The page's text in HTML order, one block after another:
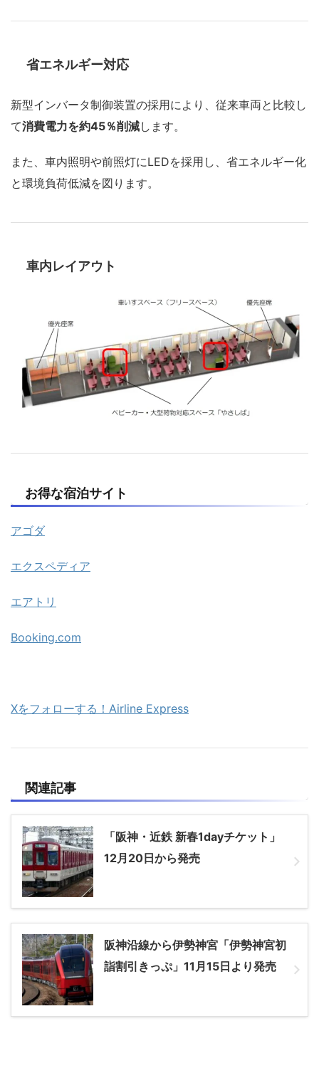
省エネルギー対応
新型インバータ制御装置の採用により、従来車両と比較し
て消費電力を約45％削減します。
また、車内照明や前照灯にLEDを採用し、省エネルギー化
と環境負荷低減を図ります。
車内レイアウト
お得な宿泊サイト
アゴダ
エクスペディア
エアトリ
Booking.com
Xをフォローする！Airline Express
関連記事
「阪神・近鉄 新春1dayチケット」
12月20日から発売
阪神沿線から伊勢神宮「伊勢神宮初
詣割引きっぷ」11月15日より発売